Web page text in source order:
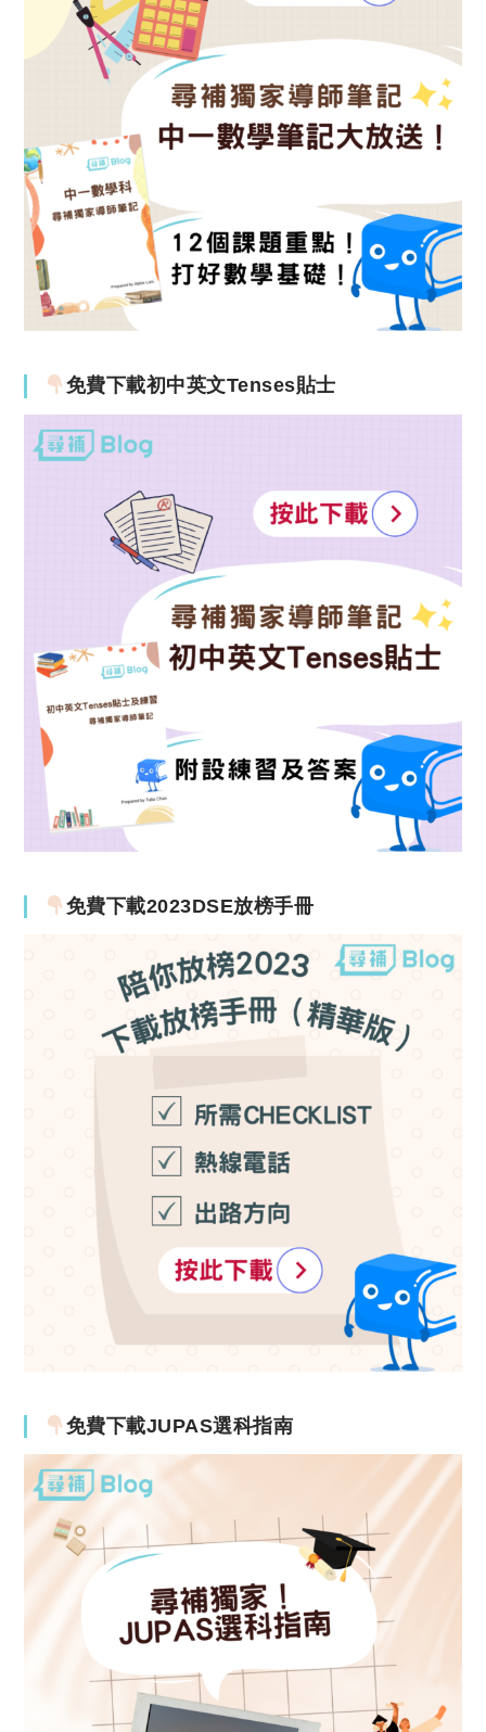
免費下載初中英文Tenses貼士
免費下載2023DSE放榜手冊
免費下載JUPAS選科指南